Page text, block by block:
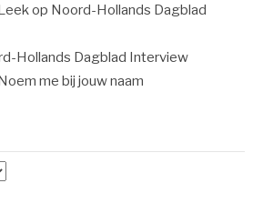
op Noord-Hollands Dagblad
Hollands Dagblad Interview
me bij jouw naam